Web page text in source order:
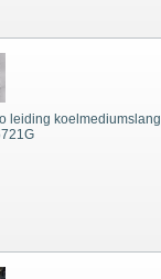
leiding koelmediumslang